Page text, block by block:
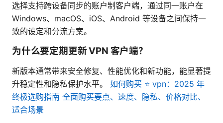
选择支持跨设备同步的账户制客户端，通过同一账户在
Windows、macOS、iOS、Android 等设备之间保持一
致的设定和分流方案。
为什么要定期更新 VPN 客户端？
新版本通常带来安全修复、性能优化和新功能，能显著提
升稳定性和隐私保护水平。 如何购买 ⭐ vpn：2025 年
终极选购指南 全面购买要点、速度、隐私、价格对比、
适合场景